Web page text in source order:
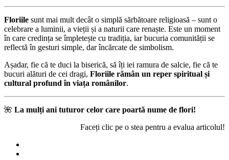
Floriile sunt mai mult decât o simplă sărbătoare religioasă – sunt o
celebrare a luminii, a vieții și a naturii care renaște. Este un moment
în care credința se împletește cu tradiția, iar bucuria comunității se
reflectă în gesturi simple, dar încărcate de simbolism.
Așadar, fie că te duci la biserică, să îți iei ramura de salcie, fie că te
bucuri alături de cei dragi, Floriile rămân un reper spiritual și
cultural profund în viața românilor.
🌺 La mulți ani tuturor celor care poartă nume de flori!
Faceți clic pe o stea pentru a evalua articolul!